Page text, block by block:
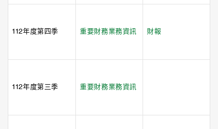
112年度第四季 重要財務業務資訊 財報
112年度第三季 重要財務業務資訊